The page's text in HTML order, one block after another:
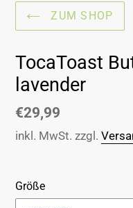
ZUM SHOP
TocaToast
lavender
Normaler
Preis
€29,99
inkl. MwSt. zzgl.
Größe